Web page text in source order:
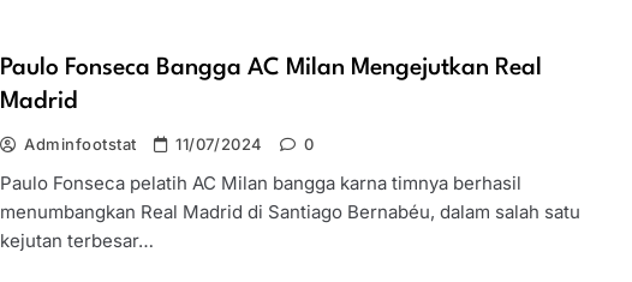
Paulo Fonseca Bangga AC Milan Mengejutkan Real
Madrid
Adminfootstat 11/07/2024 0
Paulo Fonseca pelatih AC Milan bangga karna timnya berhasil
menumbangkan Real Madrid di Santiago Bernabéu, dalam salah satu
kejutan terbesar…